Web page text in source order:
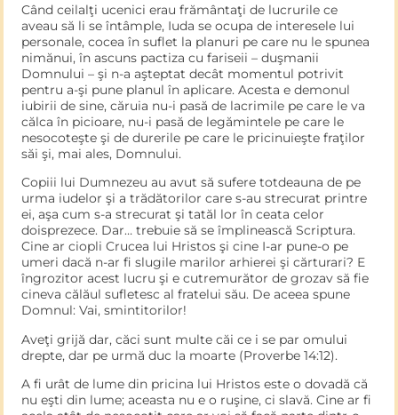
Când ceilalţi ucenici erau frământaţi de lucrurile ce
aveau să li se întâmple, Iuda se ocupa de interesele lui
personale, cocea în suflet la planuri pe care nu le spunea
nimănui, în ascuns pactiza cu fariseii – duşmanii
Domnului – şi n-a aşteptat decât momentul potrivit
pentru a-şi pune planul în aplicare. Acesta e demonul
iubirii de sine, căruia nu-i pasă de lacrimile pe care le va
călca în picioare, nu-i pasă de legămintele pe care le
nesocoteşte şi de durerile pe care le pricinuieşte fraţilor
săi şi, mai ales, Domnului.
Copiii lui Dumnezeu au avut să sufere totdeauna de pe
urma iudelor şi a trădătorilor care s-au strecurat printre
ei, aşa cum s-a strecurat şi tatăl lor în ceata celor
doisprezece. Dar… trebuie să se împlinească Scriptura.
Cine ar ciopli Crucea lui Hristos şi cine I-ar pune-o pe
umeri dacă n-ar fi slugile marilor arhierei şi cărturari? E
îngrozitor acest lucru şi e cutremurător de grozav să fie
cineva călăul sufletesc al fratelui său. De aceea spune
Domnul: Vai, smintitorilor!
Aveţi grijă dar, căci sunt multe căi ce i se par omului
drepte, dar pe urmă duc la moarte (Proverbe 14:12).
A fi urât de lume din pricina lui Hristos este o dovadă că
nu eşti din lume; aceasta nu e o ruşine, ci slavă. Cine ar fi